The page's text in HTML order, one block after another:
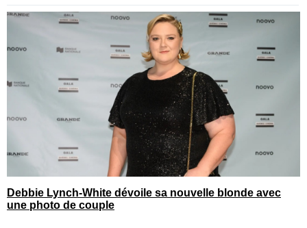
Debbie Lynch-White dévoile sa nouvelle blonde avec
une photo de couple